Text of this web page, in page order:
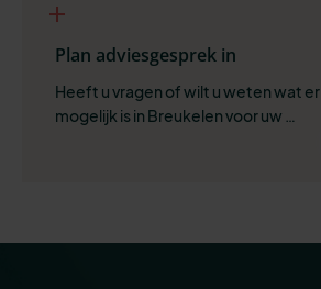
Plan adviesgesprek in
Heeft u vragen of wilt u weten wat er
mogelijk is in Breukelen voor uw